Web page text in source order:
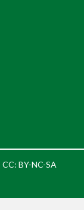
CC: BY-NC-SA